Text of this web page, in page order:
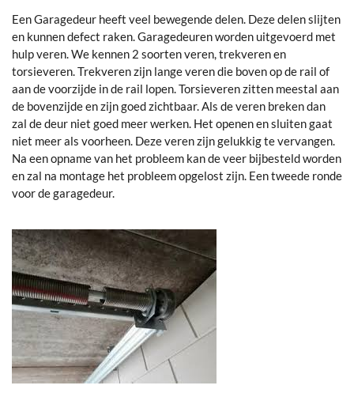
Een Garagedeur heeft veel bewegende delen. Deze delen slijten
en kunnen defect raken. Garagedeuren worden uitgevoerd met
hulp veren. We kennen 2 soorten veren, trekveren en
torsieveren. Trekveren zijn lange veren die boven op de rail of
aan de voorzijde in de rail lopen. Torsieveren zitten meestal aan
de bovenzijde en zijn goed zichtbaar. Als de veren breken dan
zal de deur niet goed meer werken. Het openen en sluiten gaat
niet meer als voorheen. Deze veren zijn gelukkig te vervangen.
Na een opname van het probleem kan de veer bijbesteld worden
en zal na montage het probleem opgelost zijn. Een tweede ronde
voor de garagedeur.